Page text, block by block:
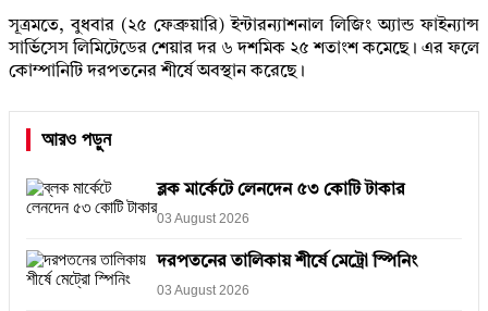
সূত্রমতে, বুধবার (২৫ ফেব্রুয়ারি) ইন্টারন্যাশনাল লিজিং অ্যান্ড ফাইন্যান্স
সার্ভিসেস লিমিটেডের শেয়ার দর ৬ দশমিক ২৫ শতাংশ কমেছে। এর ফলে
কোম্পানিটি দরপতনের শীর্ষে অবস্থান করেছে।
আরও পড়ুন
ব্লক মার্কেটে লেনদেন ৫৩ কোটি টাকার
03 August 2026
দরপতনের তালিকায় শীর্ষে মেট্রো স্পিনিং
03 August 2026